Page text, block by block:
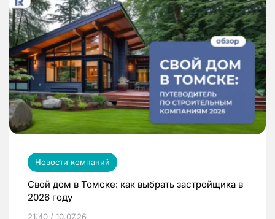
Новости компаний
Свой дом в Томске: как выбрать застройщика в
2026 году
21:40 / 10.07.26